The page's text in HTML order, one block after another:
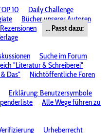
10
Daily Challenge
Bücher unserer Autoren
... Passt dazu:
Suche im Forum
"Literatur & Schreiberei"
Das"
Nichtöffentliche Foren
Erklärung: Benutzersymbole
Alle Wege führen zu
Urheberrecht